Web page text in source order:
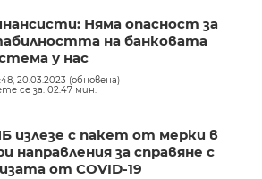
Няма опасност за
на банковата
у нас
20.03.2023 (обновена)
се за: 02:47 мин.
излезе с пакет от мерки в
направления за справяне с
от COVID-19